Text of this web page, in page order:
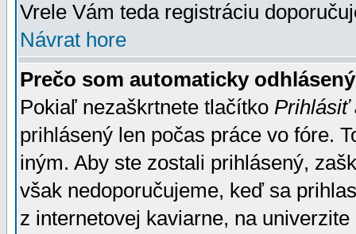
Vrele Vám teda registráciu
Návrat hore
Prečo som automaticky
Pokiaľ nezaškrtnete tlačítko Prihlásiť
prihlásený len počas práce vo fóre.
iným. Aby ste zostali prihlásený,
však nedoporučujeme, keď sa
z internetovej kaviarne, na univerzite